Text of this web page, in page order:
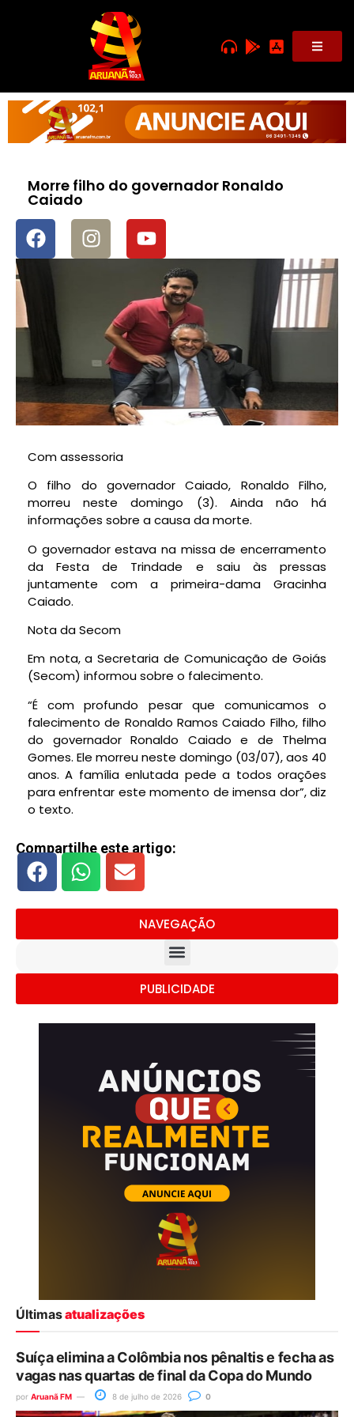
Morre filho do governador Ronaldo
Caiado
Com assessoria
O filho do governador Caiado, Ronaldo Filho,
morreu neste domingo (3). Ainda não há
informações sobre a causa da morte.
O governador estava na missa de encerramento
da Festa de Trindade e saiu às pressas
juntamente com a primeira-dama Gracinha
Caiado.
Nota da Secom
Em nota, a Secretaria de Comunicação de Goiás
(Secom) informou sobre o falecimento.
“É com profundo pesar que comunicamos o
falecimento de Ronaldo Ramos Caiado Filho, filho
do governador Ronaldo Caiado e de Thelma
Gomes. Ele morreu neste domingo (03/07), aos 40
anos. A família enlutada pede a todos orações
para enfrentar este momento de imensa dor”, diz
o texto.
Compartilhe este artigo:
NAVEGAÇÃO
PUBLICIDADE
Últimasatualizações
Suíça elimina a Colômbia nos pênaltis e fecha as
vagas nas quartas de final da Copa do Mundo
por Aruanã FM 8 de julho de 2026 0